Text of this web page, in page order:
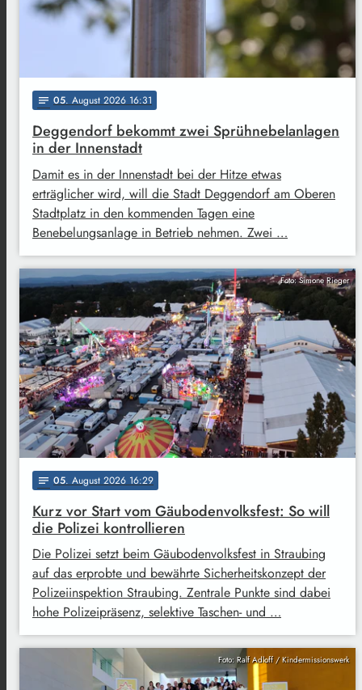
notes 05. August 2026 16:31
Deggendorf bekommt zwei Sprühnebelanlagen
in der Innenstadt
Damit es in der Innenstadt bei der Hitze etwas
erträglicher wird, will die Stadt Deggendorf am Oberen
Stadtplatz in den kommenden Tagen eine
Benebelungsanlage in Betrieb nehmen. Zwei …
Foto: Simone Rieger
notes 05. August 2026 16:29
Kurz vor Start vom Gäubodenvolksfest: So will
die Polizei kontrollieren
Die Polizei setzt beim Gäubodenvolksfest in Straubing
auf das erprobte und bewährte Sicherheitskonzept der
Polizeiinspektion Straubing. Zentrale Punkte sind dabei
hohe Polizeipräsenz, selektive Taschen- und …
Foto: Ralf Adloff / Kindermissionswerk